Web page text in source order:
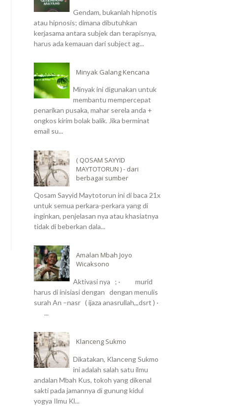
Gendam, bukanlah hipnotis
atau hipnosis; dimana dibutuhkan
kerjasama antara subjek dan terapisnya,
harus ada kemauan dari subject ag...
Minyak Galang Kencana
Minyak ini digunakan untuk
membantu mempercepat
penarikan pusaka, mahar serela anda +
ongkos kirim bolak balik. Jika berminat
email su...
( QOSAM SAYYID
MAYTOTORUN ) - dari
berbagai sumber
Qosam Sayyid Maytotorun ini di baca 21x
untuk semua perkara-perkara yang di
inginkan, penjelasan nya atau khasiatnya
tidak di beberkan dala...
Amalan Mbah Joyo
Wicaksono
Aktivasi nya ; · murid
harus di inisiasi dengan dengan menulis
surah An –nasr ( ijaza anasrullah,,,dsrt ) ·
...
Klanceng Sukmo
Dikatakan, Klanceng Sukmo
ini adalah salah satu ilmu
andalan Mbah Kus, tokoh yang dikenal
sakti pada jamannya di gunung kidul
yogya Ilmu Kl...